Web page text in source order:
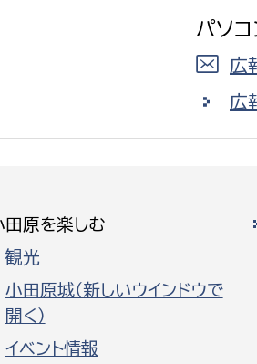
パソ
広
広
田原を楽しむ
観光
小田原城（新しいウインドウで
開く）
イベント情報